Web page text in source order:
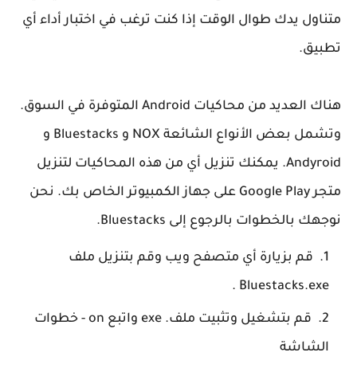
متناول يدك طوال الوقت إذا كنت ترغب في اختبار أداء أي
تطبيق.
هناك العديد من محاكيات Android المتوفرة في السوق.
وتشمل بعض الأنواع الشائعة NOX و Bluestacks و
Andyroid. يمكنك تنزيل أي من هذه المحاكيات لتنزيل
متجر Google Play على جهاز الكمبيوتر الخاص بك. نحن
نوجهك بالخطوات بالرجوع إلى Bluestacks.
قم بزيارة أي متصفح ويب وقم بتنزيل ملف
Bluestacks.exe .
قم بتشغيل وتثبيت ملف. exe واتبع on - خطوات
الشاشة